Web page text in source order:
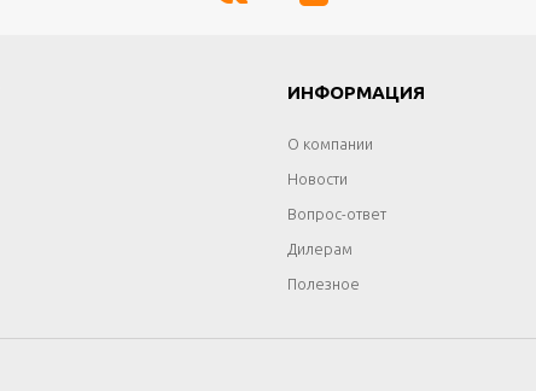
ИНФОРМАЦИЯ
О компании
Новости
Вопрос-ответ
Дилерам
Полезное